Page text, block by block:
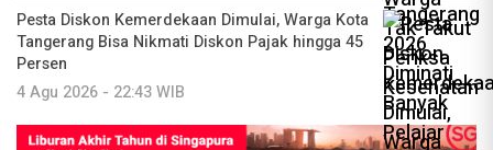
Pesta Diskon Kemerdekaan Dimulai, Warga Kota
Tangerang Bisa Nikmati Diskon Pajak hingga 45
Persen
4 Agu 2026 - 22:43 WIB